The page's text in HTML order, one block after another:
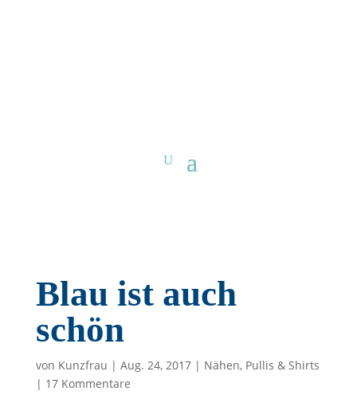
Blau ist auch
schön
von Kunzfrau | Aug. 24, 2017| Nähen, Pullis & Shirts
| 17 Kommentare